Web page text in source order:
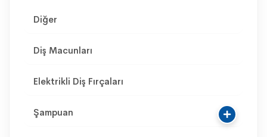
Diğer
Diş Macunları
Elektrikli Diş Fırçaları
Şampuan